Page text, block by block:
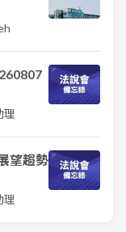
理
望趨勢
理